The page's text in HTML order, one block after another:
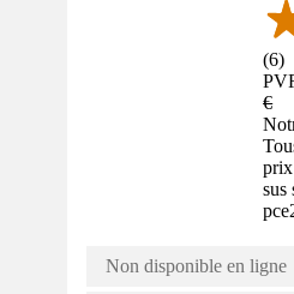
(6)
€
sus
pce
Non disponible en ligne